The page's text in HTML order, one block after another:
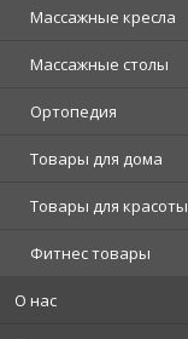
Массажные кресла
Массажные столы
Ортопедия
Товары для дома
Товары для красоты
Фитнес товары
О нас